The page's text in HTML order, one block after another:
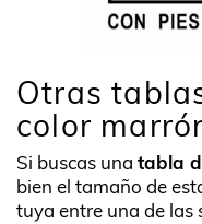
Otras
color
Si buscas una tabla
bien el tamaño de
tuya entre una de las